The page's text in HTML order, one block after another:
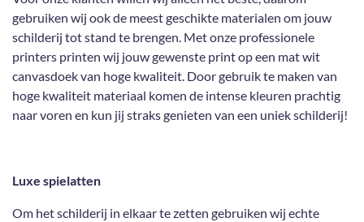
gebruiken wij ook de meest geschikte materialen om jouw
schilderij tot stand te brengen. Met onze professionele
printers printen wij jouw gewenste print op een mat wit
canvasdoek van hoge kwaliteit. Door gebruik te maken van
hoge kwaliteit materiaal komen de intense kleuren prachtig
naar voren en kun jij straks genieten van een uniek schilderij!
Luxe spielatten
Om het schilderij in elkaar te zetten gebruiken wij echte